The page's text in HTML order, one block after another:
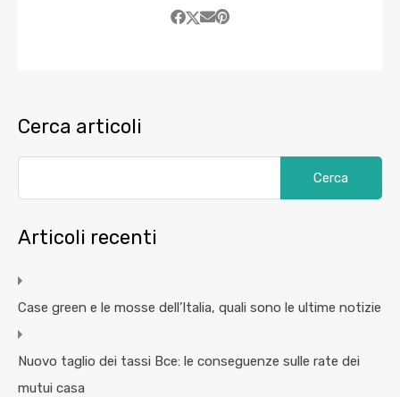
Cerca articoli
Articoli recenti
Case green e le mosse dell’Italia, quali sono le ultime notizie
Nuovo taglio dei tassi Bce: le conseguenze sulle rate dei
mutui casa